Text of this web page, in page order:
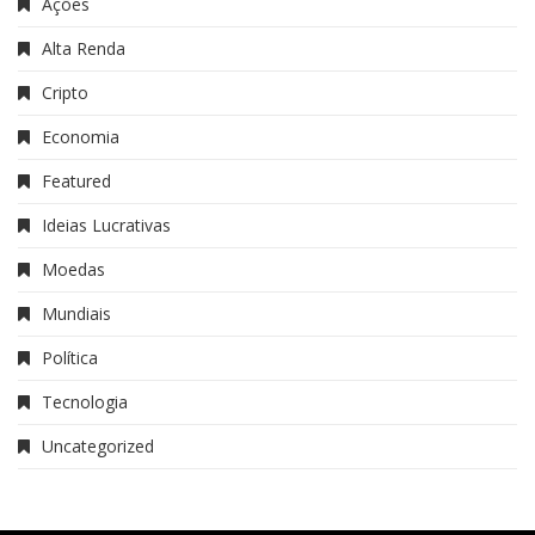
Alta Renda
Cripto
Economia
Featured
Ideias Lucrativas
Moedas
Mundiais
Política
Tecnologia
Uncategorized